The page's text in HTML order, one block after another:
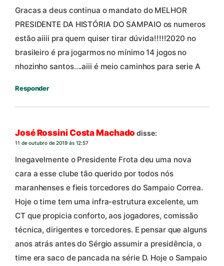
Gracas a deus continua o mandato do MELHOR
PRESIDENTE DA HISTÓRIA DO SAMPAIO os numeros
estão aiiii pra quem quiser tirar dúvida!!!!!2020 no
brasileiro é pra jogarmos no mínimo 14 jogos no
nhozinho santos….aiii é meio caminhos para serie A
Responder
José Rossini Costa Machado disse:
11 de outubro de 2019 às 12:57
Inegavelmente o Presidente Frota deu uma nova
cara a esse clube tão querido por todos nós
maranhenses e fieis torcedores do Sampaio Correa.
Hoje o time tem uma infra-estrutura excelente, um
CT que propicia conforto, aos jogadores, comissão
técnica, dirigentes e torcedores. E pensar que alguns
anos atrás antes do Sérgio assumir a presidência, o
time era saco de pancada na série D. Hoje o Sampaio